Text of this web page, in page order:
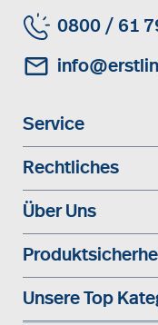
0800 / 61
Service
Rechtliches
Über Uns
Unsere Top